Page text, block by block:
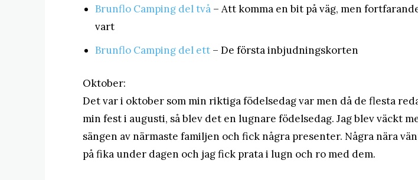
Brunflo Camping del två – Att komma en bit på väg, men
vart
Brunflo Camping del ett – De första inbjudningskorten
Oktober:
Det var i oktober som min riktiga födelsedag var men då de flesta
min fest i augusti, så blev det en lugnare födelsedag. Jag blev väckt
sängen av närmaste familjen och fick några presenter. Några nära
på fika under dagen och jag fick prata i lugn och ro med dem.